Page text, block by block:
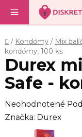
obsah
Domov
/ Kondómy / Mix
kondómy, 100 ks
Durex
Safe -
Priemerné
hodnotenie
produktu
Neohodnotené
Značka: Durex